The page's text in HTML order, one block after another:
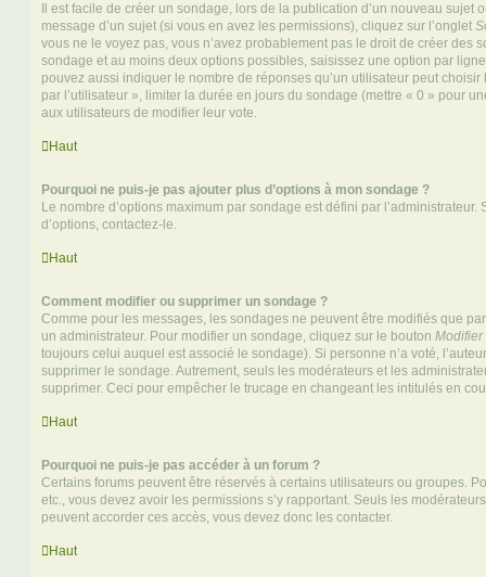
Il est facile de créer un sondage, lors de la publication d’un nouveau sujet
message d’un sujet (si vous en avez les permissions), cliquez sur l’onglet
vous ne le voyez pas, vous n’avez probablement pas le droit de créer des
sondage et au moins deux options possibles, saisissez une option par
pouvez aussi indiquer le nombre de réponses qu’un utilisateur peut
par l’utilisateur », limiter la durée en jours du sondage (mettre « 0 » pour
aux utilisateurs de modifier leur vote.
Haut
Pourquoi ne puis-je pas ajouter plus d’options à mon sondage ?
Le nombre d’options maximum par sondage est défini par
d’options, contactez-le.
Haut
Comment modifier ou supprimer un sondage ?
Comme pour les messages, les sondages ne peuvent être modifiés que
un administrateur. Pour modifier un sondage, cliquez sur le bouton Modifier
toujours celui auquel est associé le sondage). Si personne n’a voté,
supprimer le sondage. Autrement, seuls les modérateurs et les
supprimer. Ceci pour empêcher le trucage en changeant les intitulés en
Haut
Pourquoi ne puis-je pas accéder à un forum ?
Certains forums peuvent être réservés à certains utilisateurs ou groupes.
etc., vous devez avoir les permissions s’y rapportant. Seuls les
peuvent accorder ces accès, vous devez donc les contacter.
Haut